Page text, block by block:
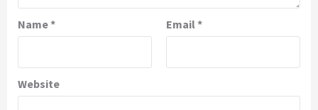
Name* Email *
Website